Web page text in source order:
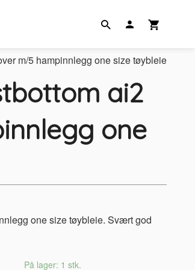
m/5 hampinnlegg one size tøybleie
ai2
one
one size tøybleie. Svært god
På lager: 1 stk.